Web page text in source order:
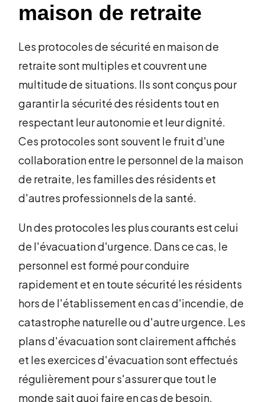
maison de retraite
Les protocoles de sécurité en maison de
retraite sont multiples et couvrent une
multitude de situations. Ils sont conçus pour
garantir la sécurité des résidents tout en
respectant leur autonomie et leur dignité.
Ces protocoles sont souvent le fruit d'une
collaboration entre le personnel de la maison
de retraite, les familles des résidents et
d'autres professionnels de la santé.
Un des protocoles les plus courants est celui
de l'évacuation d'urgence. Dans ce cas, le
personnel est formé pour conduire
rapidement et en toute sécurité les résidents
hors de l'établissement en cas d'incendie, de
catastrophe naturelle ou d'autre urgence. Les
plans d'évacuation sont clairement affichés
et les exercices d'évacuation sont effectués
régulièrement pour s'assurer que tout le
monde sait quoi faire en cas de besoin.